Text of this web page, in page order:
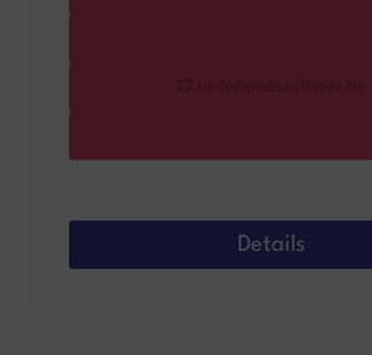
Details